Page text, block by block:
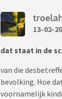
13-02-
dat staat in de
van die
bevolking. Hoe
voornamelijk